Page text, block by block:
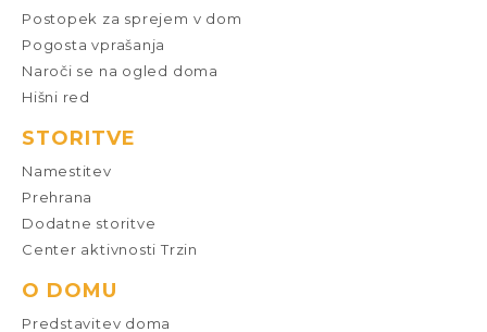
Postopek za sprejem v dom
Pogosta vprašanja
Naroči se na ogled doma
Hišni red
STORITVE
Namestitev
Prehrana
Dodatne storitve
Center aktivnosti Trzin
O DOMU
Predstavitev doma